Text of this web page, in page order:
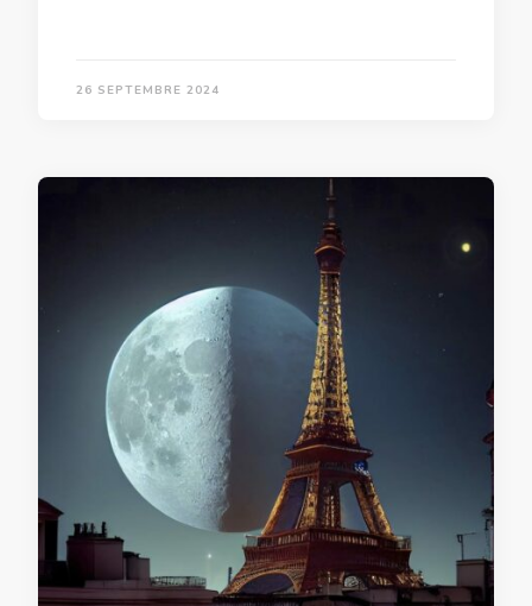
26 SEPTEMBRE 2024